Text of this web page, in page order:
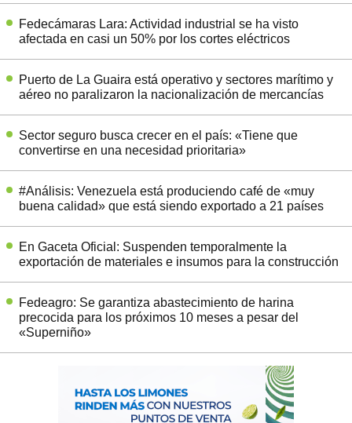
Fedecámaras Lara: Actividad industrial se ha visto
afectada en casi un 50% por los cortes eléctricos
Puerto de La Guaira está operativo y sectores marítimo y
aéreo no paralizaron la nacionalización de mercancías
Sector seguro busca crecer en el país: «Tiene que
convertirse en una necesidad prioritaria»
#Análisis: Venezuela está produciendo café de «muy
buena calidad» que está siendo exportado a 21 países
En Gaceta Oficial: Suspenden temporalmente la
exportación de materiales e insumos para la construcción
Fedeagro: Se garantiza abastecimiento de harina
precocida para los próximos 10 meses a pesar del
«Superniño»